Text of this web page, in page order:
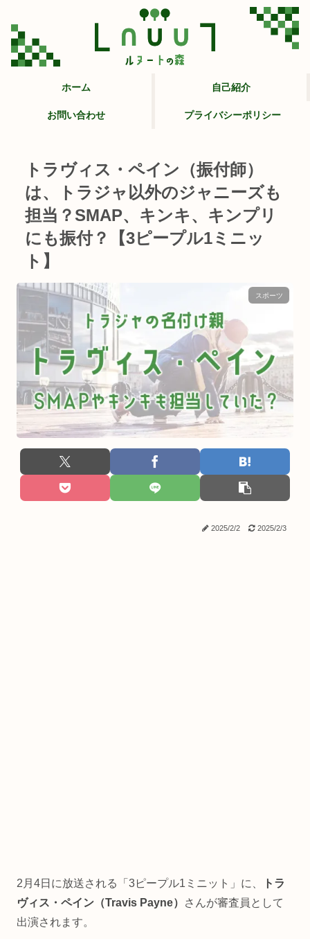
ホーム 自己紹介
お問い合わせ プライバシーポリシー
トラヴィス・ペイン（振付師）
は、トラジャ以外のジャニーズも
担当？SMAP、キンキ、キンプリ
にも振付？【3ピープル1ミニッ
ト】
スポーツ
2025/2/2 2025/2/3
2月4日に放送される「3ピープル1ミニット」に、
トラ
ヴィス・ペイン（Travis Payne）
さんが審査員として
出演されます。